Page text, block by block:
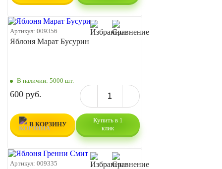
Артикул: 009356
Яблоня Марат Бусурин
В наличии: 5000 шт.
600 руб.
В КОРЗИНУ
Купить в 1
клик
Артикул: 009335